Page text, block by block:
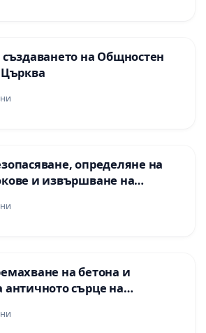
на Общностен
определяне на
и извършване на
на
път между пътен възел АМ
- с. Мирово - к.к.
на бетона и
античното сърце на
могила във Враца